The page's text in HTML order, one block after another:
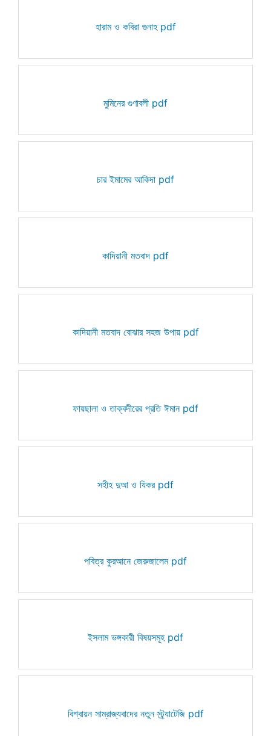
হারাম ও কবিরা গুনাহ pdf
মুমিনের গুণাবলী pdf
চার ইমামের আকিদা pdf
কাদিয়ানী মতবাদ pdf
কাদিয়ানী মতবাদ বোঝার সহজ উপায় pdf
ফায়ছালা ও তাক্বদীরের প্রতি ঈমান pdf
সহীহ দুআ ও যিকর pdf
পবিত্র কুরআনে জেরুজালেম pdf
ইসলাম ভঙ্গকারী বিষয়সমূহ pdf
বিশ্বায়ন সাম্রাজ্যবাদের নতুন স্ট্র্যাটেজি pdf